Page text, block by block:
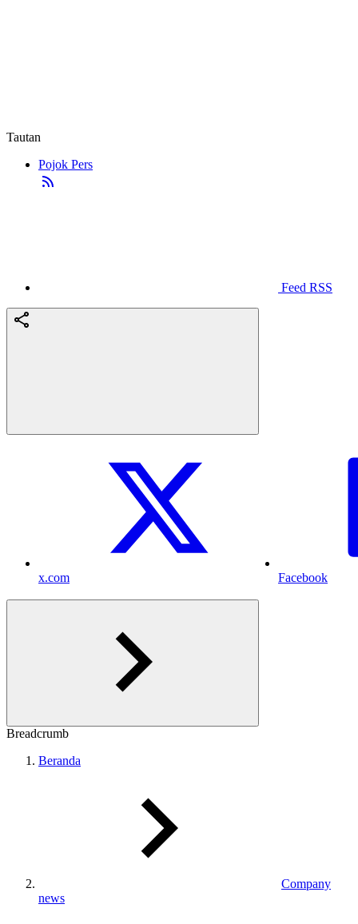
Tautan
Pojok Pers
Feed RSS
x.com Facebook
Breadcrumb
Beranda
Company
news